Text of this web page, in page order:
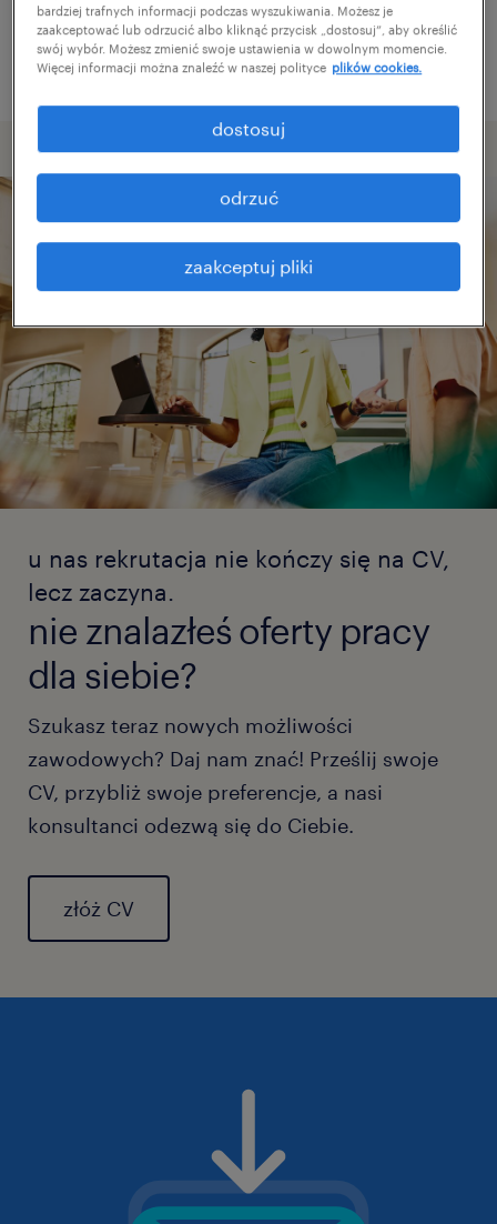
kluczowe i sprawdź, czy zostały zapisane
poprawnie.
u nas rekrutacja nie kończy się na CV,
lecz zaczyna.
nie znalazłeś oferty pracy
dla siebie?
Szukasz teraz nowych możliwości
zawodowych? Daj nam znać! Prześlij swoje
CV, przybliż swoje preferencje, a nasi
konsultanci odezwą się do Ciebie.
złóż CV
bardziej trafnych informacji podczas wyszukiwania. Możesz je
zaakceptować lub odrzucić albo kliknąć przycisk „dostosuj”, aby określić
swój wybór. Możesz zmienić swoje ustawienia w dowolnym momencie.
Więcej informacji można znaleźć w naszej polityce plików cookies.
zaakceptuj pliki
odrzuć
dostosuj